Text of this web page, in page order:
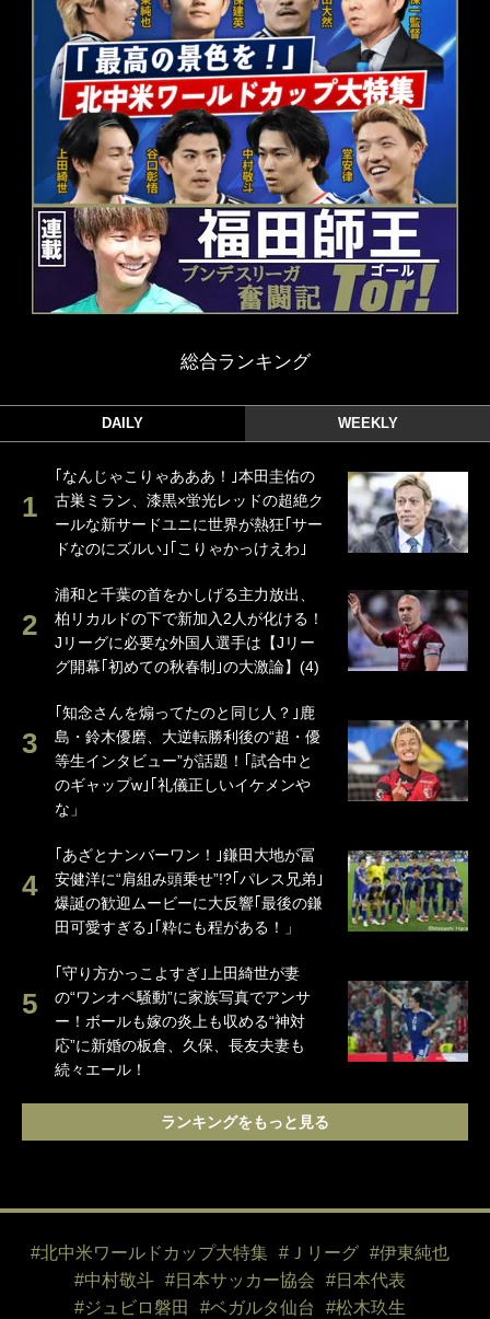
総合ランキング
DAILY WEEKLY
｢なんじゃこりゃあああ！｣本田圭佑の
古巣ミラン、漆黒×蛍光レッドの超絶ク
ールな新サードユニに世界が熱狂｢サー
ドなのにズルい｣｢こりゃかっけえわ｣
浦和と千葉の首をかしげる主力放出、
柏リカルドの下で新加入2人が化ける！
Jリーグに必要な外国人選手は【Jリー
グ開幕｢初めての秋春制｣の大激論】(4)
｢知念さんを煽ってたのと同じ人？｣鹿
島・鈴木優磨、大逆転勝利後の“超・優
等生インタビュー”が話題！｢試合中と
のギャップw｣｢礼儀正しいイケメンや
な」
｢あざとナンバーワン！｣鎌田大地が冨
安健洋に“肩組み頭乗せ”!?｢パレス兄弟｣
爆誕の歓迎ムービーに大反響｢最後の鎌
田可愛すぎる｣｢粋にも程がある！」
｢守り方かっこよすぎ｣上田綺世が妻
の“ワンオペ騒動”に家族写真でアンサ
ー！ボールも嫁の炎上も収める“神対
応”に新婚の板倉、久保、長友夫妻も
続々エール！
ランキングをもっと見る
#北中米ワールドカップ大特集 #Ｊリーグ
#伊東純也
#中村敬斗
#日本サッカー協会
#日本代表
#ジュビロ磐田
#ベガルタ仙台
#松木玖生